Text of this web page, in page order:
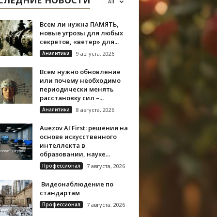
All
Всем ли нужна ПАМЯТЬ,
новые угрозы для любых
секретов, «ветер» для...
Аналитика 9 августа, 2026
Всем нужно обновление
или почему необходимо
периодически менять
расстановку сил –...
Аналитика 8 августа, 2026
Auezov AI First: решения на
основе искусственного
интеллекта в
образовании, науке...
Профессионал 7 августа, 2026
Видеонаблюдение по
стандартам
Профессионал 7 августа, 2026